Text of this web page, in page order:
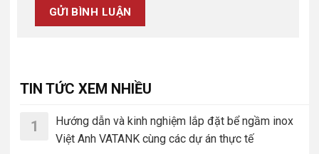
TIN TỨC XEM NHIỀU
1
Hướng dẫn và kinh nghiệm lắp đặt bể ngầm inox
Việt Anh VATANK cùng các dự án thực tế